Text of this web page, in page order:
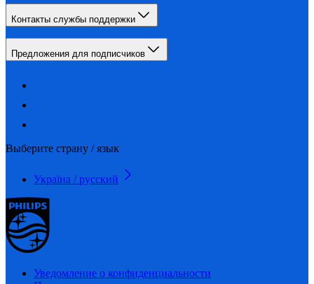
Контакты службы поддержки
Предложения для подписчиков
Выберите страну / язык
Україна / русский
Уведомление о конфиденциальности